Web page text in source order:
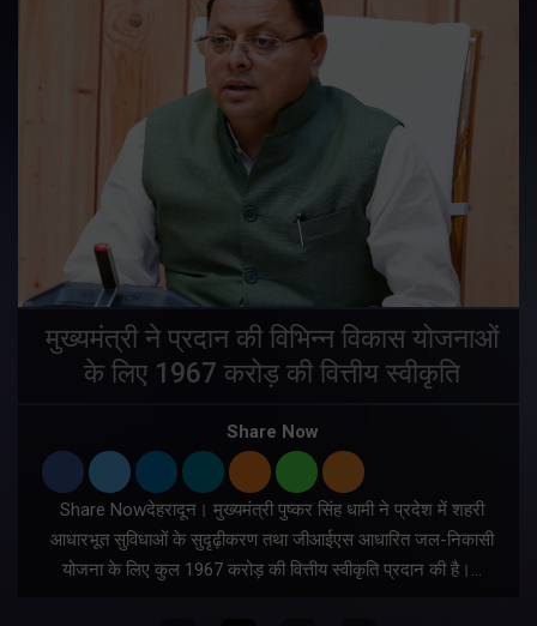
मुख्यमंत्री ने प्रदान की विभिन्न विकास योजनाओं
के लिए 1967 करोड़ की वित्तीय स्वीकृति
Share Now
Share Nowदेहरादून। मुख्यमंत्री पुष्कर सिंह धामी ने प्रदेश में शहरी
आधारभूत सुविधाओं के सुदृढ़ीकरण तथा जीआईएस आधारित जल-निकासी
योजना के लिए कुल 1967 करोड़ की वित्तीय स्वीकृति प्रदान की है।…